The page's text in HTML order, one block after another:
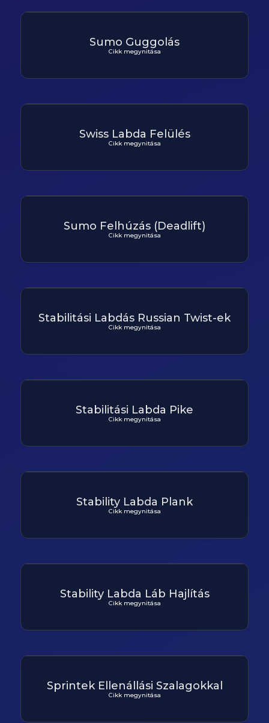
Sumo Guggolás
Cikk megynitása
Swiss Labda Felülés
Cikk megynitása
Sumo Felhúzás (Deadlift)
Cikk megynitása
Stabilitási Labdás Russian Twist-ek
Cikk megynitása
Stabilitási Labda Pike
Cikk megynitása
Stability Labda Plank
Cikk megynitása
Stability Labda Láb Hajlítás
Cikk megynitása
Sprintek Ellenállási Szalagokkal
Cikk megynitása